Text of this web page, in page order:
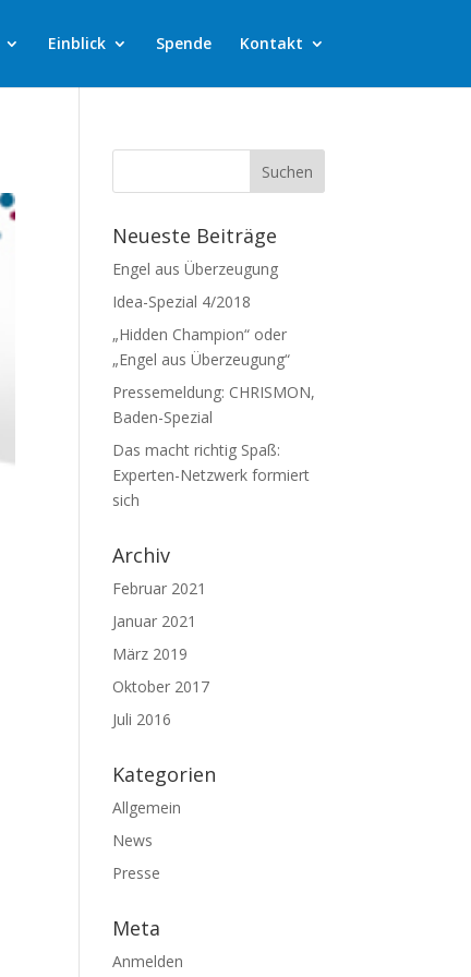
Einblick Spende Kontakt
Neueste Beiträge
Engel aus Überzeugung
Idea-Spezial 4/2018
„Hidden Champion“ oder
„Engel aus Überzeugung“
Pressemeldung: CHRISMON,
Baden-Spezial
Das macht richtig Spaß:
Experten-Netzwerk formiert
sich
Archiv
Februar 2021
Januar 2021
März 2019
Oktober 2017
Juli 2016
Kategorien
Allgemein
News
Presse
Meta
Anmelden